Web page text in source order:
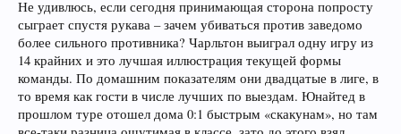
Не удивлюсь, если сегодня принимающая сторона попросту
сыграет спустя рукава – зачем убиваться против заведомо
более сильного противника? Чарльтон выиграл одну игру из
14 крайних и это лучшая иллюстрация текущей формы
команды. По домашним показателям они двадцатые в лиге, в
то время как гости в числе лучших по выездам. Юнайтед в
прошлом туре отошел дома 0:1 быстрым «скакунам», но там